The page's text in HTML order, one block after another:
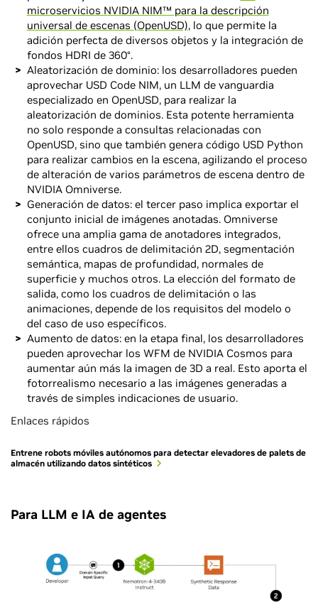
microservicios NVIDIA NIM™ para la descripción
universal de escenas (OpenUSD), lo que permite la
adición perfecta de diversos objetos y la integración de
fondos HDRI de 360°.
Aleatorización de dominio: los desarrolladores pueden
aprovechar USD Code NIM, un LLM de vanguardia
especializado en OpenUSD, para realizar la
aleatorización de dominios. Esta potente herramienta
no solo responde a consultas relacionadas con
OpenUSD, sino que también genera código USD Python
para realizar cambios en la escena, agilizando el proceso
de alteración de varios parámetros de escena dentro de
NVIDIA Omniverse.
Generación de datos: el tercer paso implica exportar el
conjunto inicial de imágenes anotadas. Omniverse
ofrece una amplia gama de anotadores integrados,
entre ellos cuadros de delimitación 2D, segmentación
semántica, mapas de profundidad, normales de
superficie y muchos otros. La elección del formato de
salida, como los cuadros de delimitación o las
animaciones, depende de los requisitos del modelo o
del caso de uso específicos.
Aumento de datos: en la etapa final, los desarrolladores
pueden aprovechar los WFM de NVIDIA Cosmos para
aumentar aún más la imagen de 3D a real. Esto aporta el
fotorrealismo necesario a las imágenes generadas a
través de simples indicaciones de usuario.
Enlaces rápidos
Entrene robots móviles autónomos para detectar elevadores de palets de
almacén utilizando datos sintéticos
Para LLM e IA de agentes